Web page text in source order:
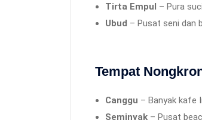
Tirta Empul – Pura
Ubud – Pusat seni dan
Tempat
Canggu – Banyak kafe
Seminyak – Pusat